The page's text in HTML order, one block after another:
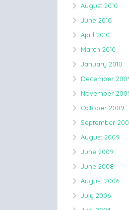
August 2010
June 2010
April 2010
March 2010
January 2010
December
November
October 2009
September
August 2009
June 2009
June 2008
August 2006
July 2006